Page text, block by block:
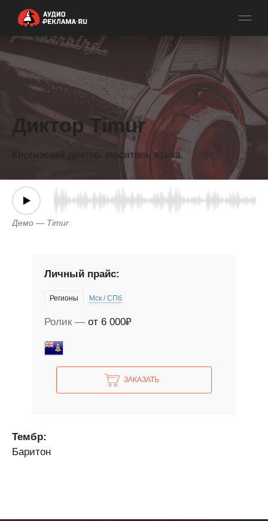
Диктор Timur
Киргизский диктор. Носитель языка.
Демо — Timur
Личный прайс:
Регионы Мск / СПб
Ролик от 6 000₽
ЗАКАЗАТЬ
Тембр:
Баритон